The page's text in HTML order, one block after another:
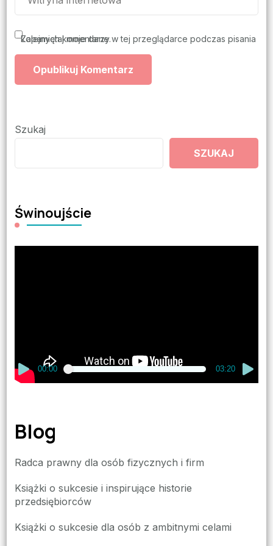
Zapamiętaj moje dane w tej przeglądarce podczas pisania kolejnych komentarzy.
Szukaj
SZUKAJ
Świnoujście
00:00 03:20
Blog
Radca prawny dla osób fizycznych i firm
Książki o sukcesie i inspirujące historie
przedsiębiorców
Książki o sukcesie dla osób z ambitnymi celami